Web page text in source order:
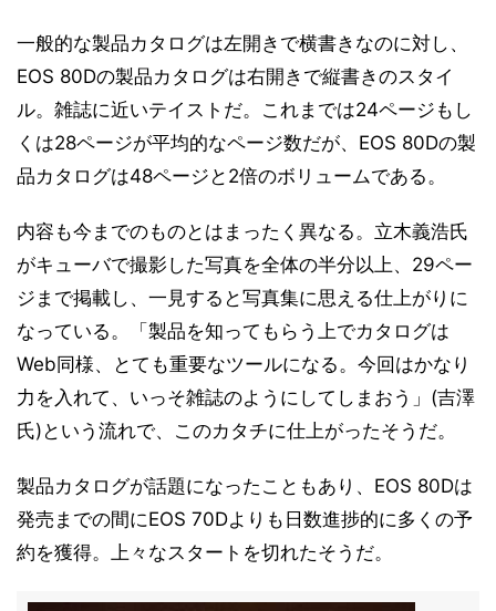
一般的な製品カタログは左開きで横書きなのに対し、
EOS 80Dの製品カタログは右開きで縦書きのスタイ
ル。雑誌に近いテイストだ。これまでは24ページもし
くは28ページが平均的なページ数だが、EOS 80Dの製
品カタログは48ページと2倍のボリュームである。
内容も今までのものとはまったく異なる。立木義浩氏
がキューバで撮影した写真を全体の半分以上、29ペー
ジまで掲載し、一見すると写真集に思える仕上がりに
なっている。「製品を知ってもらう上でカタログは
Web同様、とても重要なツールになる。今回はかなり
力を入れて、いっそ雑誌のようにしてしまおう」(吉澤
氏)という流れで、このカタチに仕上がったそうだ。
製品カタログが話題になったこともあり、EOS 80Dは
発売までの間にEOS 70Dよりも日数進捗的に多くの予
約を獲得。上々なスタートを切れたそうだ。